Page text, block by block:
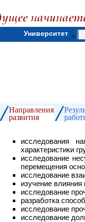
Университет
Направления
развития
исследования
характеристики
исследование
перемещения
исследование
изучение
исследование
разработка
исследование
исследование